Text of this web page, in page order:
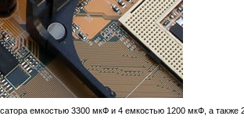
емкостью 3300 мкФ и 4 емкостью 1200 мкФ, а также